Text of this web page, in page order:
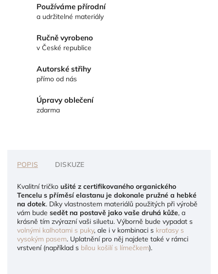
Používáme přírodní
a udržitelné materiály
Ručně vyrobeno
v České republice
Autorské střihy
přímo od nás
Úpravy oblečení
zdarma
POPIS DISKUZE
Kvalitní tričko ušité z certifikovaného organického
Tencelu s příměsí elastanu je dokonale pružné a hebké
na dotek. Díky vlastnostem materiálů použitých při výrobě
vám bude sedět na postavě jako vaše druhá kůže, a
krásně tím zvýrazní vaši siluetu. Výborně bude vypadat s
volnými kalhotami s puky, ale i v kombinaci s kraťasy s
vysokým pasem. Uplatnění pro něj najdete také v rámci
vrstvení (například s bílou košilí s límečkem).